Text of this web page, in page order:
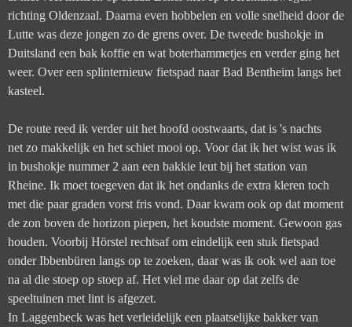
richting Oldenzaal. Daarna even hobbelen en volle snelheid door de
Lutte was deze jongen zo de grens over. De tweede bushokje in
Duitsland een bak koffie en wat boterhammetjes en verder ging het
weer. Over een splinternieuw fietspad naar Bad Bentheim langs het
kasteel.
De route reed ik verder uit het hoofd oostwaarts, dat is 's nachts
net zo makkelijk en het schiet mooi op. Voor dat ik het wist was ik
in bushokje nummer 2 aan een bakkie leut bij het station van
Rheine. Ik moet toegeven dat ik het ondanks de extra kleren toch
met die paar graden vorst fris vond. Daar kwam ook op dat moment
de zon boven de horizon piepen, het koudste moment. Gewoon gas
houden. Voorbij Hörstel rechtsaf om eindelijk een stuk fietspad
onder Ibbenbüren langs op te zoeken, daar was ik ook wel aan toe
na al die stoep op stoep af. Het viel me daar op dat zelfs de
speeltuinen met lint is afgezet.
In Laggenbeck was het verleidelijk een plaatselijke bakker van